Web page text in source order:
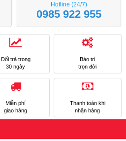
Hotline (24/7)
0985 922 955
Đổi trả trong
30 ngày
Bảo trì
trọn đời
Miễn phí
giao hàng
Thanh toán khi
nhận hàng